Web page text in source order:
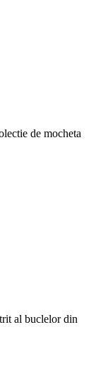
de mocheta
al buclelor din